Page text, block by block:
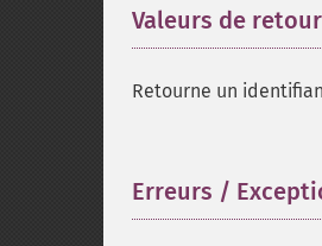
Valeurs de retour
Retourne un
Erreurs /